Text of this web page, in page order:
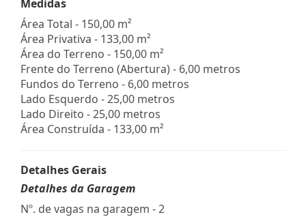
Medidas
Área Total - 150,00 m²
Área Privativa - 133,00 m²
Área do Terreno - 150,00 m²
Frente do Terreno (Abertura) - 6,00 metros
Fundos do Terreno - 6,00 metros
Lado Esquerdo - 25,00 metros
Lado Direito - 25,00 metros
Área Construída - 133,00 m²
Detalhes Gerais
Detalhes da Garagem
Nº. de vagas na garagem - 2